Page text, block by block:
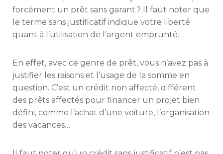
forcément un prêt sans garant ? Il faut noter que
le terme sans justificatif indique votre liberté
quant à l’utilisation de l’argent emprunté.
En effet, avec ce genre de prêt, vous n’avez pas à
justifier les raisons et l’usage de la somme en
question. C’est un crédit non affecté, différent
des prêts affectés pour financer un projet bien
défini, comme l’achat d’une voiture, l’organisation
des vacances…